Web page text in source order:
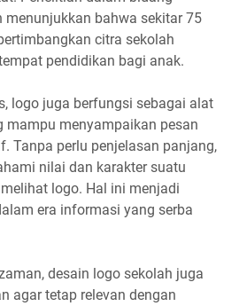
menunjukkan bahwa sekitar 75
citra sekolah
pendidikan bagi anak.
logo juga berfungsi sebagai alat
mampu menyampaikan pesan
Tanpa perlu penjelasan panjang,
nilai dan karakter suatu
logo. Hal ini menjadi
era informasi yang serba
desain logo sekolah juga
agar tetap relevan dengan